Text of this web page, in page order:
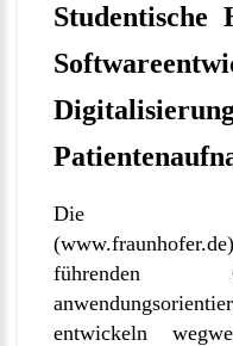
Die
(www.fraunhofer.de
führenden
entwickeln